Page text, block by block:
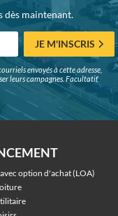
dès maintenant.
JE M'INSCRIS
envoyés à cette adresse,
leurs campagnes. Facultatif,
option d'achat (LOA)